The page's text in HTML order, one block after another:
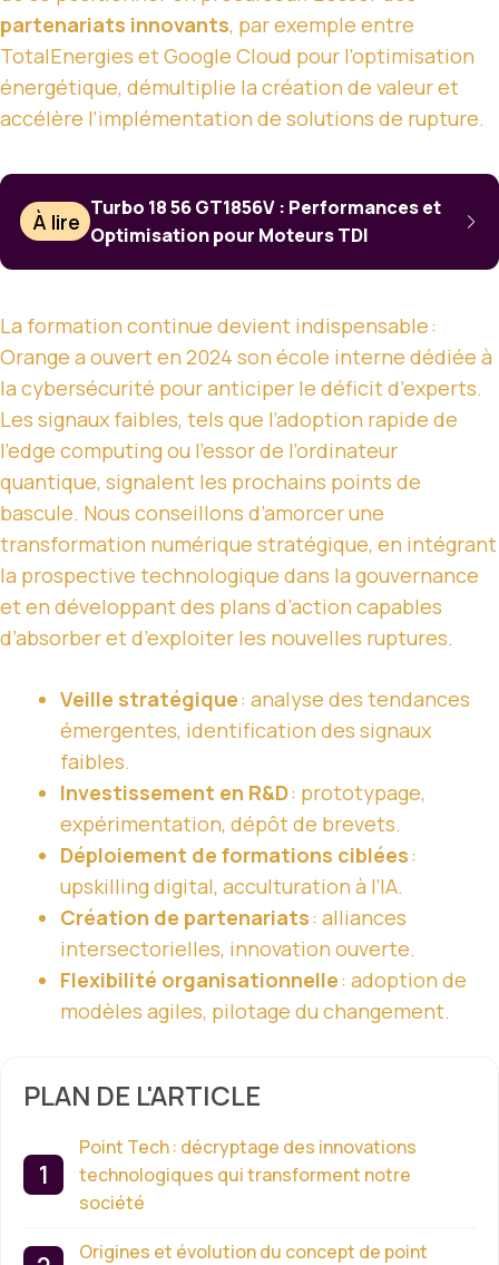
partenariats innovants, par exemple entre
TotalEnergies et Google Cloud pour l’optimisation
énergétique, démultiplie la création de valeur et
accélère l’implémentation de solutions de rupture.
À lire
Turbo 18 56 GT1856V : Performances et
Optimisation pour Moteurs TDI
La formation continue devient indispensable :
Orange a ouvert en 2024 son école interne dédiée à
la cybersécurité pour anticiper le déficit d’experts.
Les signaux faibles, tels que l’adoption rapide de
l’edge computing ou l’essor de l’ordinateur
quantique, signalent les prochains points de
bascule. Nous conseillons d’amorcer une
transformation numérique stratégique, en intégrant
la prospective technologique dans la gouvernance
et en développant des plans d’action capables
d’absorber et d’exploiter les nouvelles ruptures.
Veille stratégique: analyse des tendances
émergentes, identification des signaux
faibles.
Investissement en R&D: prototypage,
expérimentation, dépôt de brevets.
Déploiement de formations ciblées:
upskilling digital, acculturation à l’IA.
Création de partenariats: alliances
intersectorielles, innovation ouverte.
Flexibilité organisationnelle: adoption de
modèles agiles, pilotage du changement.
PLAN DE L'ARTICLE
Point Tech : décryptage des innovations
technologiques qui transforment notre
société
Origines et évolution du concept de point